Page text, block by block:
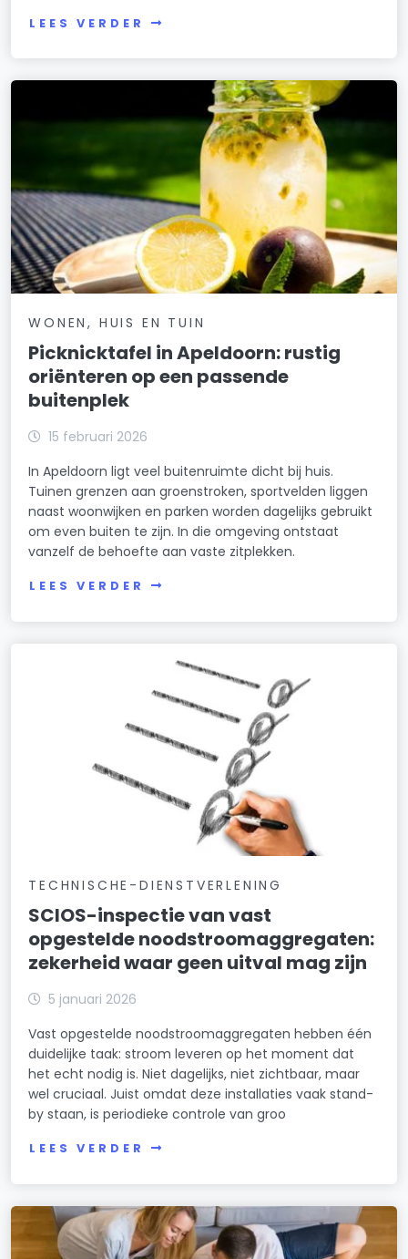
LEES VERDER
WONEN, HUIS EN TUIN
Picknicktafel in Apeldoorn: rustig
oriënteren op een passende
buitenplek
15 februari 2026
In Apeldoorn ligt veel buitenruimte dicht bij huis.
Tuinen grenzen aan groenstroken, sportvelden liggen
naast woonwijken en parken worden dagelijks gebruikt
om even buiten te zijn. In die omgeving ontstaat
vanzelf de behoefte aan vaste zitplekken.
LEES VERDER
TECHNISCHE-DIENSTVERLENING
SCIOS-inspectie van vast
opgestelde noodstroomaggregaten:
zekerheid waar geen uitval mag zijn
5 januari 2026
Vast opgestelde noodstroomaggregaten hebben één
duidelijke taak: stroom leveren op het moment dat
het echt nodig is. Niet dagelijks, niet zichtbaar, maar
wel cruciaal. Juist omdat deze installaties vaak stand-
by staan, is periodieke controle van groo
LEES VERDER